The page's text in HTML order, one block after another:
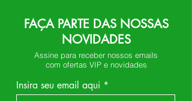
FAÇA PARTE DAS NOSSAS
NOVIDADES
Assine para receber nossos emails
com ofertas VIP e novidades
Insira seu email aqui